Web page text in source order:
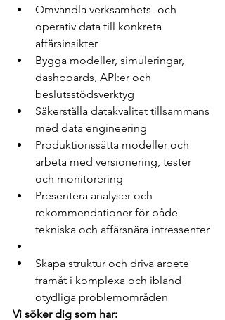
Omvandla verksamhets- och
operativ data till konkreta
affärsinsikter
Bygga modeller, simuleringar,
dashboards, API:er och
beslutsstödsverktyg
Säkerställa datakvalitet tillsammans
med data engineering
Produktionssätta modeller och
arbeta med versionering, tester
och monitorering
Presentera analyser och
rekommendationer för både
tekniska och affärsnära intressenter
Skapa struktur och driva arbete
framåt i komplexa och ibland
otydliga problemområden
Vi söker dig som har: